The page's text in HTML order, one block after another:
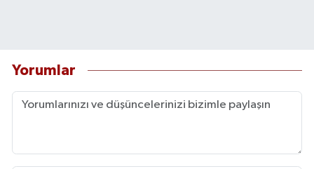
Yorumlar